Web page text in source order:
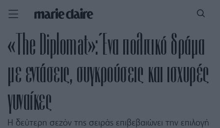
«The Diplomat»: Ένα πολιτικό δράμα
με εντάσεις, συγκρούσεις και ισχυρές
γυναίκες
Η δεύτερη σεζόν της σειράς επιβεβαιώνει την επιλογή